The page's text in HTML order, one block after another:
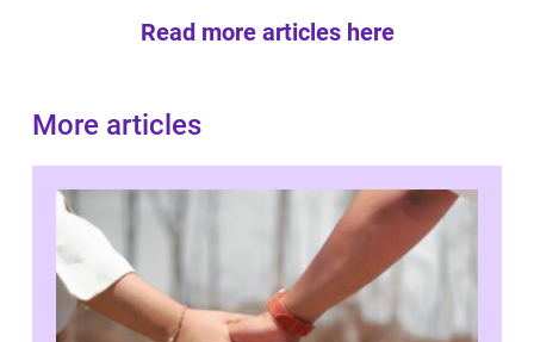
Read more articles here
More articles